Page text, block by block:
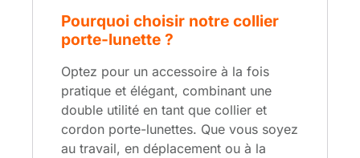
Pourquoi choisir notre collier
porte-lunette ?
Optez pour un accessoire à la fois
pratique et élégant, combinant une
double utilité en tant que collier et
cordon porte-lunettes. Que vous soyez
au travail, en déplacement ou à la